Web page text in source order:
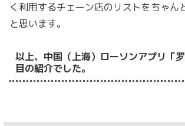
く利用するチェーン店のリストをちゃん
と思います。
以上、中国（上海）ローソンアプリ「
目の紹介でした。